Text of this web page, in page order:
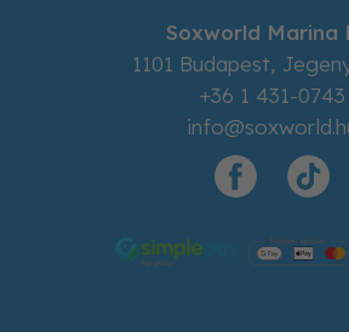
Soxworld Marina
1101 Budapest,
+36 1 431-0743